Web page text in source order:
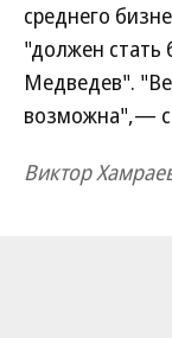
среднего
"должен
Медведев".
возможна",—
Виктор